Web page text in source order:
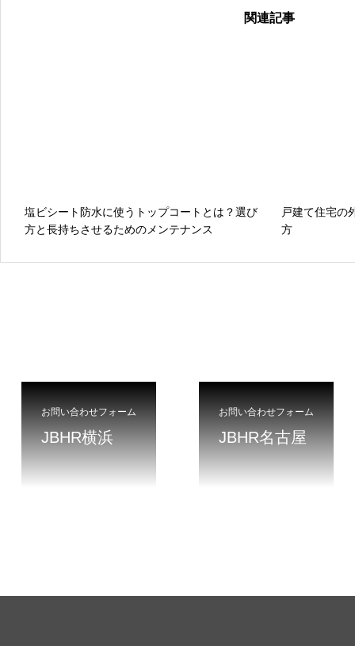
関連記事
塩ビシート防水に使うトップコートとは？選び
方と長持ちさせるためのメンテナンス
戸建て住宅の
方
お問い合わせフォーム
JBHR横浜
お問い合わせフォーム
JBHR名古屋